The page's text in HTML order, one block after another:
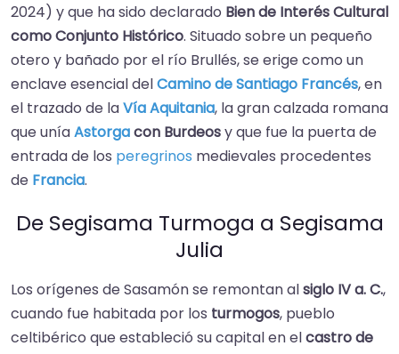
2024) y que ha sido declarado Bien de Interés Cultural
como Conjunto Histórico. Situado sobre un pequeño
otero y bañado por el río Brullés, se erige como un
enclave esencial delCamino de Santiago Francés, en
el trazado de laVía Aquitania, la gran calzada romana
que uníaAstorgacon Burdeosy que fue la puerta de
entrada de los peregrinos medievales procedentes
de Francia.
De Segisama Turmoga a Segisama
Julia
Los orígenes de Sasamón se remontan alsiglo IV a. C.,
cuando fue habitada por los turmogos, pueblo
celtibérico que estableció su capital en elcastro de